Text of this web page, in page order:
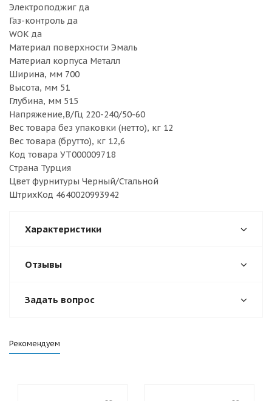
Электроподжиг да
Газ-контроль да
WOK да
Материал поверхности Эмаль
Материал корпуса Металл
Ширина, мм 700
Высота, мм 51
Глубина, мм 515
Напряжение,В/Гц 220-240/50-60
Вес товара без упаковки (нетто), кг 12
Вес товара (брутто), кг 12,6
Код товара УТ000009718
Страна Турция
Цвет фурнитуры Черный/Стальной
ШтрихКод 4640020993942
Характеристики
Отзывы
Задать вопрос
Рекомендуем